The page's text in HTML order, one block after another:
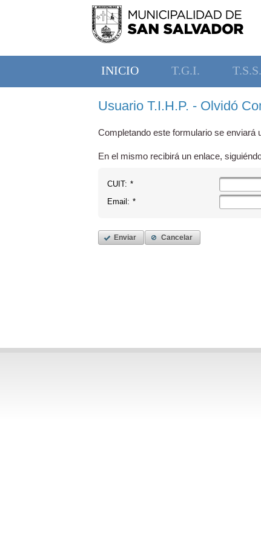
INICIO T.G.I. T.S.S.
Usuario T.I.H.P. - Olvidó
Completando este formulario se enviará
En el mismo recibirá un enlace,
CUIT: *
Email: *
Enviar Cancelar